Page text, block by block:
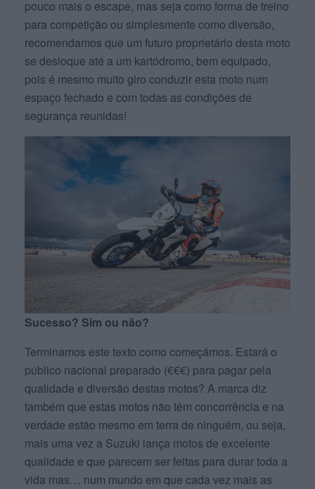
pouco mais o escape, mas seja como forma de treino
para competição ou simplesmente como diversão,
recomendamos que um futuro proprietário desta moto
se desloque até a um kartódromo, bem equipado,
pois é mesmo muito giro conduzir esta moto num
espaço fechado e com todas as condições de
segurança reunidas!
Sucesso? Sim ou não?
Terminamos este texto como começámos. Estará o
público nacional preparado (€€€) para pagar pela
qualidade e diversão destas motos? A marca diz
também que estas motos não têm concorrência e na
verdade estão mesmo em terra de ninguém, ou seja,
mais uma vez a Suzuki lança motos de excelente
qualidade e que parecem ser feitas para durar toda a
vida mas… num mundo em que cada vez mais as